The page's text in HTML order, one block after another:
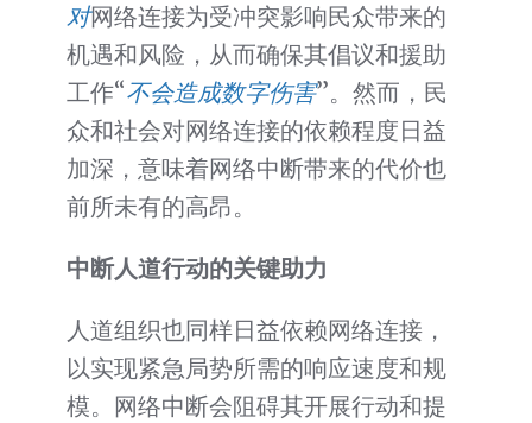
对网络连接为受冲突影响民众带来的
机遇和风险，从而确保其倡议和援助
工作“不会造成数字伤害”。然而，民
众和社会对网络连接的依赖程度日益
加深，意味着网络中断带来的代价也
前所未有的高昂。
中断人道行动的关键助力
人道组织也同样日益依赖网络连接，
以实现紧急局势所需的响应速度和规
模。网络中断会阻碍其开展行动和提